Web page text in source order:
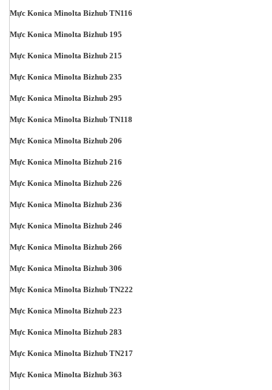
Mực Konica Minolta Bizhub TN116
Mực Konica Minolta Bizhub 195
Mực Konica Minolta Bizhub 215
Mực Konica Minolta Bizhub 235
Mực Konica Minolta Bizhub 295
Mực Konica Minolta Bizhub TN118
Mực Konica Minolta Bizhub 206
Mực Konica Minolta Bizhub 216
Mực Konica Minolta Bizhub 226
Mực Konica Minolta Bizhub 236
Mực Konica Minolta Bizhub 246
Mực Konica Minolta Bizhub 266
Mực Konica Minolta Bizhub 306
Mực Konica Minolta Bizhub TN222
Mực Konica Minolta Bizhub 223
Mực Konica Minolta Bizhub 283
Mực Konica Minolta Bizhub TN217
Mực Konica Minolta Bizhub 363